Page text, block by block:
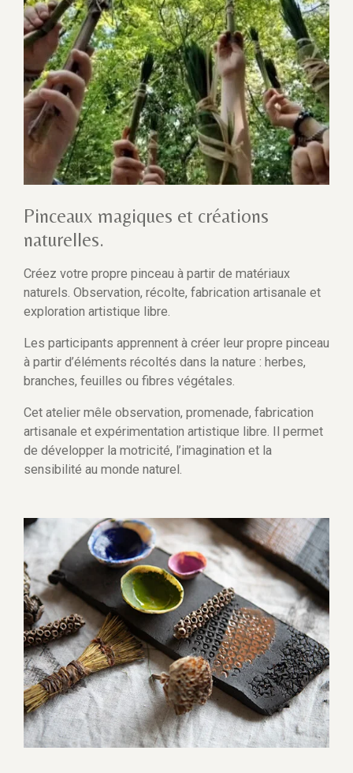
Pinceaux magiques et créations
naturelles.
Créez votre propre pinceau à partir de matériaux
naturels. Observation, récolte, fabrication artisanale et
exploration artistique libre.
Les participants apprennent à créer leur propre pinceau
à partir d’éléments récoltés dans la nature : herbes,
branches, feuilles ou fibres végétales.
Cet atelier mêle observation, promenade, fabrication
artisanale et expérimentation artistique libre. Il permet
de développer la motricité, l’imagination et la
sensibilité au monde naturel.